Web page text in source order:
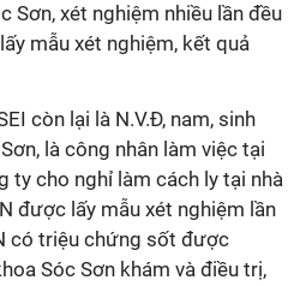
Sơn, xét nghiệm nhiều lần đều
mẫu xét nghiệm, kết quả
còn lại là N.V.Đ, nam, sinh
là công nhân làm việc tại
ty cho nghỉ làm cách ly tại nhà
được lấy mẫu xét nghiệm lần
có triệu chứng sốt được
Sóc Sơn khám và điều trị,